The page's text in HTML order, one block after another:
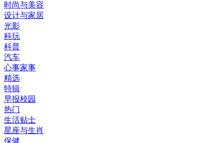
时尚与美容
设计与家居
光影
科玩
科普
汽车
心事家事
精选
特辑
早报校园
热门
生活贴士
星座与生肖
保健